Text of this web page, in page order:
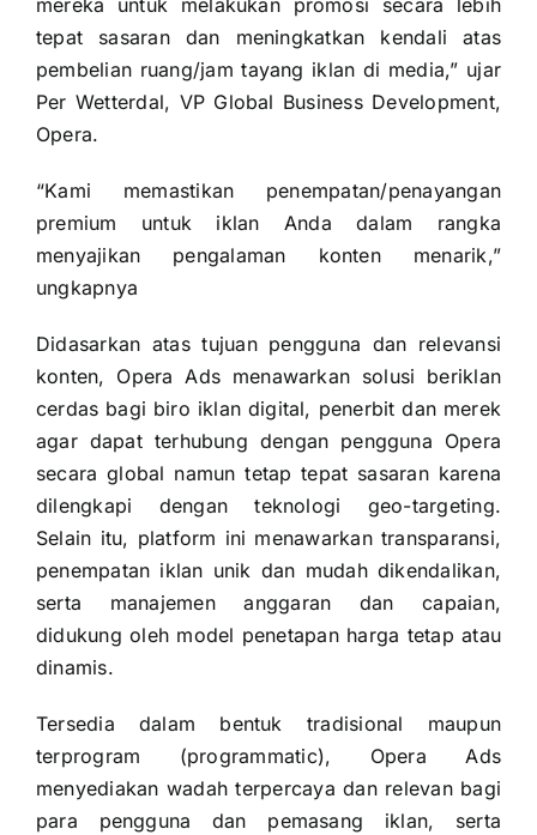
mereka untuk melakukan promosi secara lebih
tepat sasaran dan meningkatkan kendali atas
pembelian ruang/jam tayang iklan di media,” ujar
Per Wetterdal, VP Global Business Development,
Opera.
“Kami memastikan penempatan/penayangan
premium untuk iklan Anda dalam rangka
menyajikan pengalaman konten menarik,”
ungkapnya
Didasarkan atas tujuan pengguna dan relevansi
konten, Opera Ads menawarkan solusi beriklan
cerdas bagi biro iklan digital, penerbit dan merek
agar dapat terhubung dengan pengguna Opera
secara global namun tetap tepat sasaran karena
dilengkapi dengan teknologi geo-targeting.
Selain itu, platform ini menawarkan transparansi,
penempatan iklan unik dan mudah dikendalikan,
serta manajemen anggaran dan capaian,
didukung oleh model penetapan harga tetap atau
dinamis.
Tersedia dalam bentuk tradisional maupun
terprogram (programmatic), Opera Ads
menyediakan wadah terpercaya dan relevan bagi
para pengguna dan pemasang iklan, serta